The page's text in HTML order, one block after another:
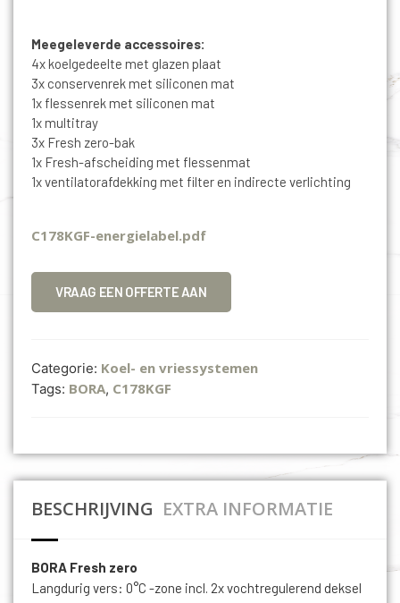
Meegeleverde accessoires:
4x koelgedeelte met glazen plaat
3x conservenrek met siliconen mat
1x flessenrek met siliconen mat
1x multitray
3x Fresh zero-bak
1x Fresh-afscheiding met flessenmat
1x ventilatorafdekking met filter en indirecte verlichting
C178KGF-energielabel.pdf
VRAAG EEN OFFERTE AAN
Categorie: Koel- en vriessystemen
Tags: BORA, C178KGF
BESCHRIJVING EXTRA INFORMATIE
BORA Fresh zero
Langdurig vers: 0°C -zone incl. 2x vochtregulerend deksel